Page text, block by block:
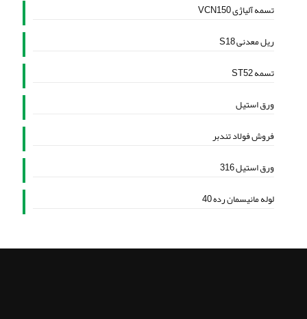
تسمه آلیاژی VCN150
ریل معدنی S18
تسمه ST52
ورق استیل
فروش فولاد تندبر
ورق استیل 316
لوله مانیسمان رده 40